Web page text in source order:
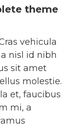
theme
vehicula
nisl id nibh
sit amet
molestie.
et, faucibus
mi, a